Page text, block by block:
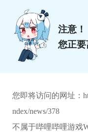
注意！
您正
您即将访问的网址：
ndex/news/378
不属于哔哩哔哩游戏